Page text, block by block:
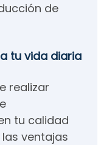
de
tu vida diaria
realizar
tu calidad
ventajas